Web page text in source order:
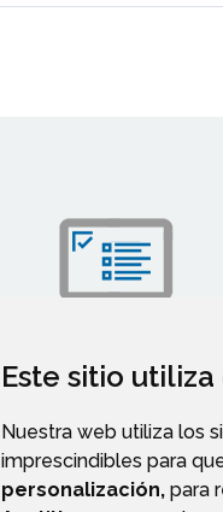
Este sitio
Nuestra web utiliza los
imprescindibles para
personalización, para
IMPRESOS E INSTANCIAS